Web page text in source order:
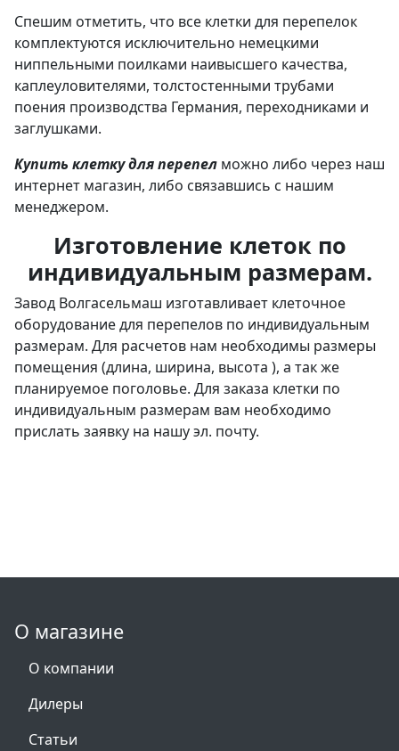
Спешим отметить, что все клетки для перепелок
комплектуются исключительно немецкими
ниппельными поилками наивысшего качества,
каплеуловителями, толстостенными трубами
поения производства Германия, переходниками и
заглушками.
Купить клетку для перепел можно либо через наш
интернет магазин, либо связавшись с нашим
менеджером.
Изготовление клеток по
индивидуальным размерам.
Завод Волгасельмаш изготавливает клеточное
оборудование для перепелов по индивидуальным
размерам. Для расчетов нам необходимы размеры
помещения (длина, ширина, высота ), а так же
планируемое поголовье. Для заказа клетки по
индивидуальным размерам вам необходимо
прислать заявку на нашу эл. почту.
О магазине
О компании
Дилеры
Статьи